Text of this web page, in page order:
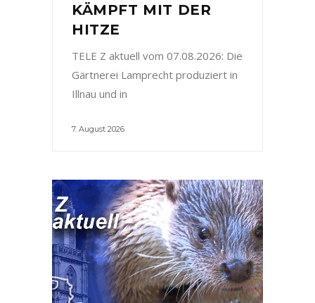
KÄMPFT MIT DER
HITZE
TELE Z aktuell vom 07.08.2026: Die
Gärtnerei Lamprecht produziert in
Illnau und in
7. August 2026